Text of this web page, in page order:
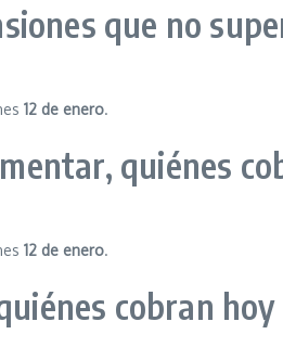
que no
12 de enero.
quiénes
12 de enero.
cobran hoy